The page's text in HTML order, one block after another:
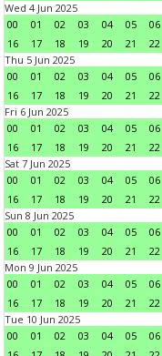
Wed 4 Jun 2025
00
01 02 03 04 05 06
16
17 18 19 20 21 22
Thu 5 Jun 2025
00
01 02 03 04 05 06
16
17 18 19 20 21 22
Fri 6 Jun 2025
00
01 02 03 04 05 06
16
17 18 19 20 21 22
Sat 7 Jun 2025
00
01 02 03 04 05 06
16
17 18 19 20 21 22
Sun 8 Jun 2025
00
01 02 03 04 05 06
16
17 18 19 20 21 22
Mon 9 Jun 2025
00
01 02 03 04 05 06
16
17 18 19 20 21 22
Tue 10 Jun 2025
00
01 02 03 04 05 06